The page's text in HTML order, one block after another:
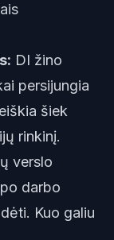
DI žino
persijungia
šiek
rinkinį.
verslo
darbo
Kuo galiu